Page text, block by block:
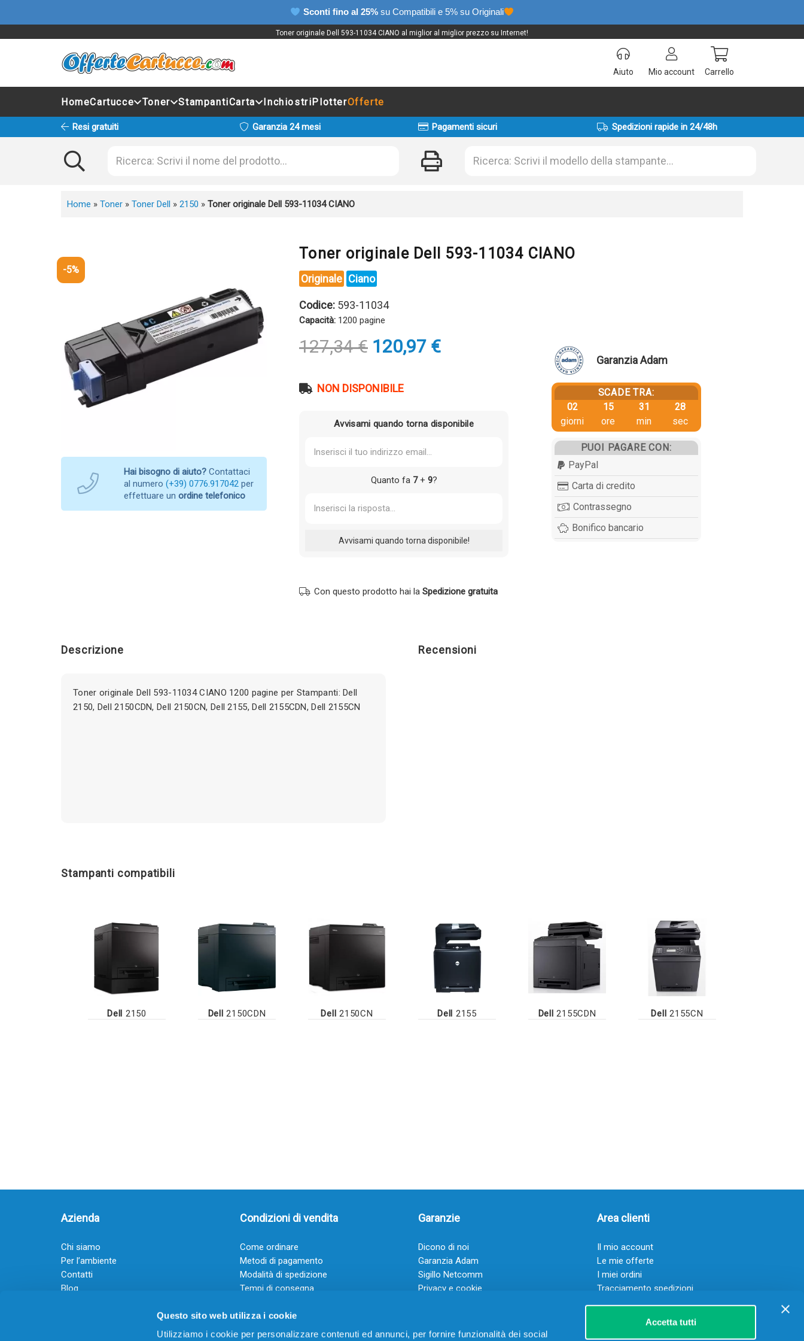
Questo sito web utilizza i cookie
Utilizziamo i cookie per personalizzare contenuti ed annunci, per fornire funzionalità dei social
Accetta tutti
Sconti fino al 25% su Compatibili e 5% su Originali
Toner originale Dell 593-11034 CIANO al miglior al miglior prezzo su Internet!
Aiuto Mio account Carrello
HomeCartucce Toner StampantiCarta InchiostriPlotterOfferte
Resi gratuiti Garanzia 24 mesi Pagamenti sicuri Spedizioni rapide in 24/48h
Home » Toner » Toner Dell » 2150 » Toner originale Dell 593-11034 CIANO
-5%
Hai bisogno di aiuto? Contattaci
al numero (+39) 0776.917042 per
effettuare un ordine telefonico
Toner originale Dell 593-11034 CIANO
Originale Ciano
Codice: 593-11034
Capacità: 1200 pagine
127,34€ Il
prezzo
era:
120,97 €Il
NON DISPONIBILE
Avvisami quando torna disponibile
Quanto fa 7+ 9?
Con questo prodotto hai la Spedizione gratuita
Garanzia Adam
SCADE TRA:
02
giorni
15
ore
31
min
28
sec
PUOI PAGARE CON:
PayPal
Carta di credito
Contrassegno
Bonifico bancario
Descrizione
Toner originale Dell 593-11034 CIANO 1200 pagine per Stampanti: Dell
2150, Dell 2150CDN, Dell 2150CN, Dell 2155, Dell 2155CDN, Dell 2155CN
Recensioni
Stampanti compatibili
Dell 2150 Dell 2150CDN Dell 2150CN Dell 2155 Dell 2155CDN Dell 2155CN
Azienda
Chi siamo
Per l’ambiente
Contatti
Blog
Guadagna con il Dropship
Condizioni di vendita
Come ordinare
Metodi di pagamento
Modalità di spedizione
Tempi di consegna
Garanzie
Dicono di noi
Garanzia Adam
Sigillo Netcomm
Privacy e cookie
Area clienti
Il mio account
Le mie offerte
I miei ordini
Tracciamento spedizioni
Resi
Servizio clienti